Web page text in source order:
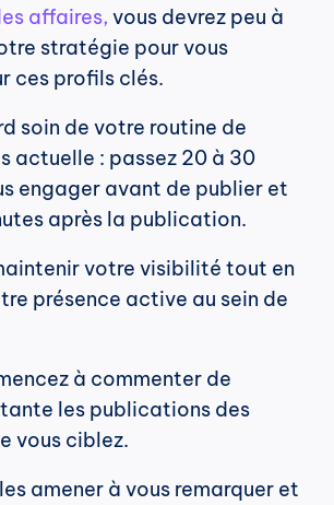
affaires, vous devrez peu à
stratégie pour vous
ces profils clés.
soin de votre routine de
actuelle : passez 20 à 30
engager avant de publier et
après la publication.
votre visibilité tout en
présence active au sein de
à commenter de
les publications des
vous ciblez.
amener à vous remarquer et